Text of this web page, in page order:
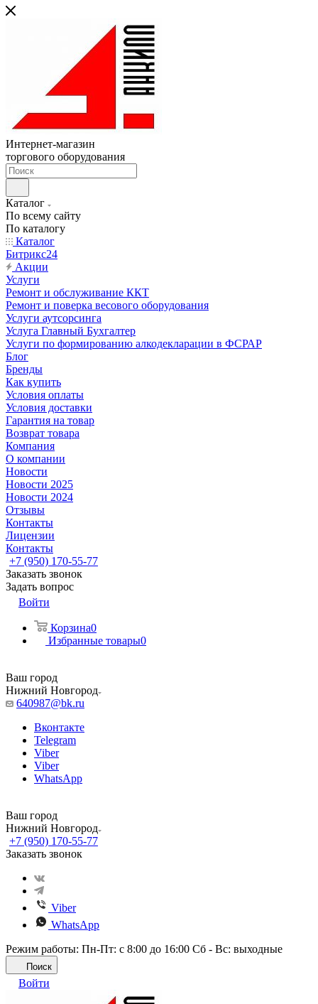
Интернет-магазин
торгового оборудования
Каталог
По всему сайту
По каталогу
Каталог
Битрикс24
Акции
Услуги
Ремонт и обслуживание ККТ
Ремонт и поверка весового оборудования
Услуги аутсорсинга
Услуга Главный Бухгалтер
Услуги по формированию алкодекларации в ФСРАР
Блог
Бренды
Как купить
Условия оплаты
Условия доставки
Гарантия на товар
Возврат товара
Компания
О компании
Новости
Новости 2025
Новости 2024
Отзывы
Контакты
Лицензии
Контакты
+7 (950) 170-55-77
Заказать звонок
Задать вопрос
Войти
Корзина0
Избранные товары0
Ваш город
Нижний Новгород
640987@bk.ru
Вконтакте
Telegram
Viber
Viber
WhatsApp
Ваш город
Нижний Новгород
+7 (950) 170-55-77
Заказать звонок
Viber
WhatsApp
Режим работы: Пн-Пт: с 8:00 до 16:00 Сб - Вс: выходные
Поиск
Войти